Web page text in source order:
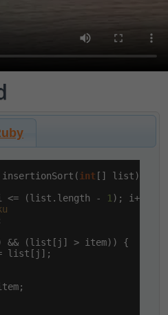
insertionSort(int [] list) {
<= (list.length - 1 ); i++) {
&& (list[j] > item)) {
list[j];